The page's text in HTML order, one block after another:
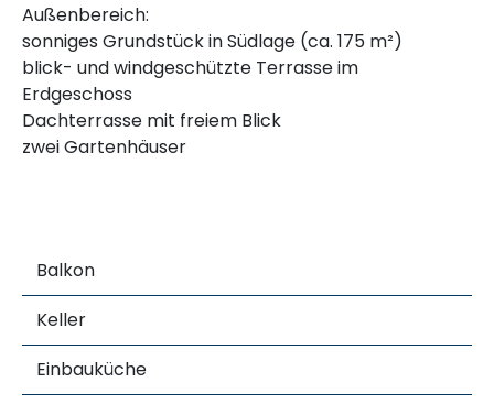
Außenbereich:
sonniges Grundstück in Südlage (ca. 175 m²)
blick- und windgeschützte Terrasse im
Erdgeschoss
Dachterrasse mit freiem Blick
zwei Gartenhäuser
Balkon
Keller
Einbauküche